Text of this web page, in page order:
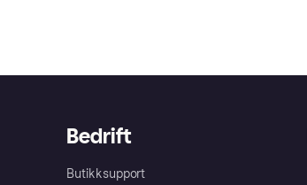
Bedrift
Butikksupport